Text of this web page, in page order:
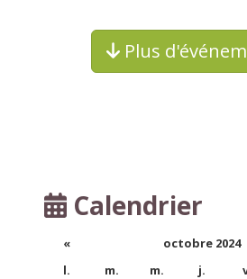
Plus
Calendrier
« octobre 2024
l.
m. m. j.